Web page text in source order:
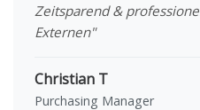
Zeitsparend &
Externen"
Christian T
Purchasing Manager